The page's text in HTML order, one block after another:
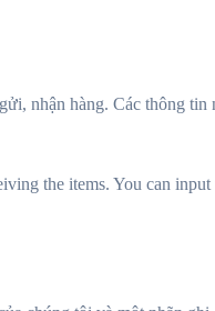
nhận hàng. Các thông tin
the items. You can